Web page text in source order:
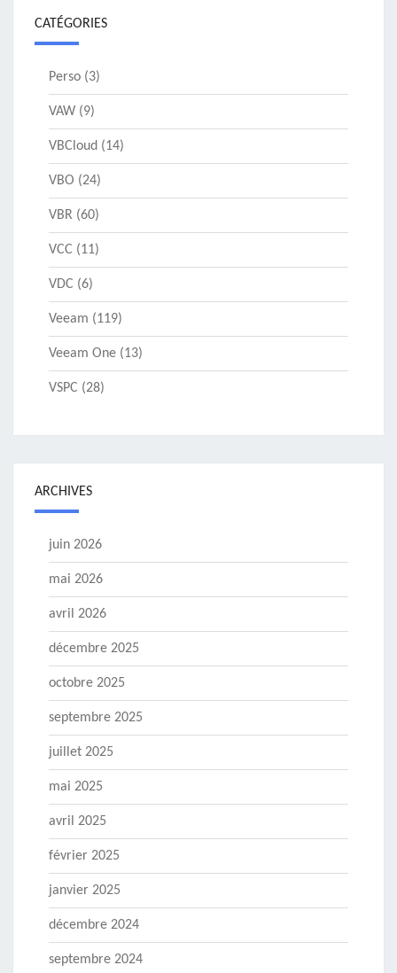
CATÉGORIES
Perso (3)
VAW (9)
VBCloud (14)
VBO (24)
VBR (60)
VCC (11)
VDC (6)
Veeam (119)
Veeam One (13)
VSPC (28)
ARCHIVES
juin 2026
mai 2026
avril 2026
décembre 2025
octobre 2025
septembre 2025
juillet 2025
mai 2025
avril 2025
février 2025
janvier 2025
décembre 2024
septembre 2024